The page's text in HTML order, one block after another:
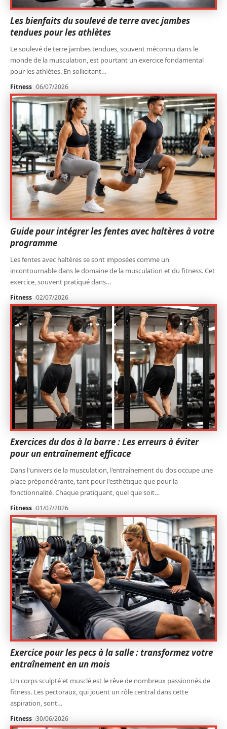
Les bienfaits du soulevé de terre avec jambes
tendues pour les athlètes
Le soulevé de terre jambes tendues, souvent méconnu dans le
monde de la musculation, est pourtant un exercice fondamental
pour les athlètes. En sollicitant…
Fitness 06/07/2026
Guide pour intégrer les fentes avec haltères à votre
programme
Les fentes avec haltères se sont imposées comme un
incontournable dans le domaine de la musculation et du fitness. Cet
exercice, souvent pratiqué dans…
Fitness 02/07/2026
Exercices du dos à la barre : Les erreurs à éviter
pour un entraînement efficace
Dans l'univers de la musculation, l'entraînement du dos occupe une
place prépondérante, tant pour l'esthétique que pour la
fonctionnalité. Chaque pratiquant, quel que soit…
Fitness 01/07/2026
Exercice pour les pecs à la salle : transformez votre
entraînement en un mois
Un corps sculpté et musclé est le rêve de nombreux passionnés de
fitness. Les pectoraux, qui jouent un rôle central dans cette
aspiration, sont…
Fitness 30/06/2026